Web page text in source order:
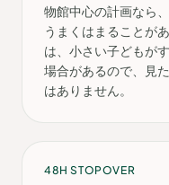
物館中心の計画なら
うまくはまることが
は、小さい子どもが
場合があるので、見
はありません。
48H STOPOVER